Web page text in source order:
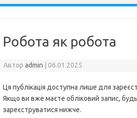
Робота як робота
Авторadmin 06.01.2025
Ця публікація доступна лише для
Якщо ви вже маєте обліковий запис,
зареєструватися нижче.